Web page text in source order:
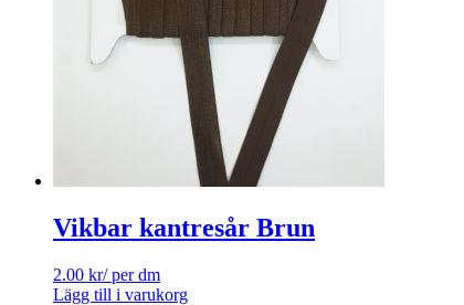
Vikbar kantresår Brun
2.00 kr/ per dm
Lägg till i varukorg